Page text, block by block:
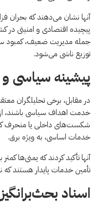
آنها نشان می‌دهند که بحران
پیچیده اقتصادی و امنیتی در
جمله مدیریت ضعیف، کمبود
توزیع ناشی می‌شود.
پیشینه سیاسی و
در مقابل، برخی تحلیلگران
خدمت اهداف سیاسی باشند،
شکست‌های داخلی یا منحرف
خدمات اساسی، به ویژه برق.
آنها تأکید کردند که یمنی‌ها
تأمین خدمات پایدار هستند که
اسناد بحث‌برانگیز